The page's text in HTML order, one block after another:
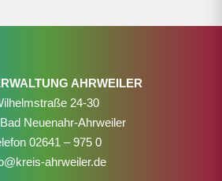
AHRWEILER
24-30
Neuenahr-Ahrweiler
02641 – 975 0
ahrweiler.de